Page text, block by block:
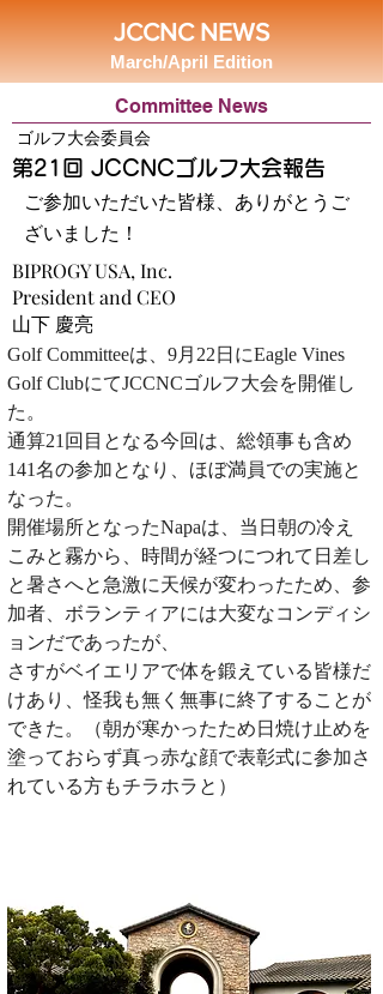
JCCNC NEWS
March/April Edition
Committee News
ゴルフ大会委員会
第21回 JCCNCゴルフ大会報告
ご参加いただいた皆様、ありがとうご
ざいました！
BIPROGY USA, Inc.
President and CEO
山下 慶亮
Golf Committeeは、9月22日にEagle Vines
Golf ClubにてJCCNCゴルフ大会を開催し
た。
通算21回目となる今回は、総領事も含め
141名の参加となり、ほぼ満員での実施と
なった。
開催場所となったNapaは、当日朝の冷え
こみと霧から、時間が経つにつれて日差し
と暑さへと急激に天候が変わったため、参
加者、ボランティアには大変なコンディシ
ョンだであったが、
さすがベイエリアで体を鍛えている皆様だ
けあり、怪我も無く無事に終了することが
できた。（朝が寒かったため日焼け止めを
塗っておらず真っ赤な顔で表彰式に参加さ
れている方もチラホラと）